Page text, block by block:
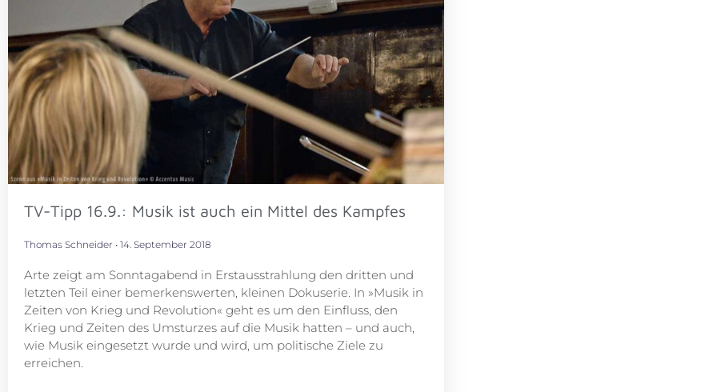
TV-Tipp 16.9.: Musik ist auch ein Mittel des Kampfes
Thomas Schneider 14. September 2018
Arte zeigt am Sonntagabend in Erstausstrahlung den dritten und
letzten Teil einer bemerkenswerten, kleinen Dokuserie. In »Musik in
Zeiten von Krieg und Revolution« geht es um den Einfluss, den
Krieg und Zeiten des Umsturzes auf die Musik hatten – und auch,
wie Musik eingesetzt wurde und wird, um politische Ziele zu
erreichen.